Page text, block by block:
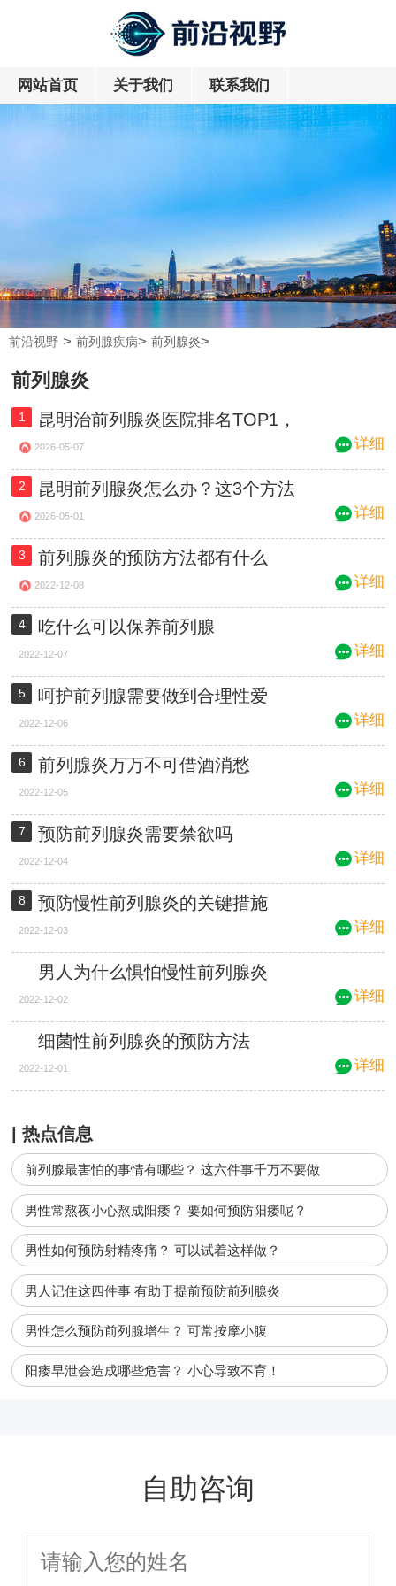
网站首页 关于我们 联系我们
前沿视野 > 前列腺疾病> 前列腺炎>
前列腺炎
1
昆明治前列腺炎医院排名TOP1，
这家三甲男科有真功夫！
2026-05-07 详细
2
昆明前列腺炎怎么办？这3个方法
让男人重获健康，最后一个太关键了
2026-05-01 详细
3 前列腺炎的预防方法都有什么
2022-12-08 详细
4 吃什么可以保养前列腺
2022-12-07 详细
5 呵护前列腺需要做到合理性爱
2022-12-06 详细
6 前列腺炎万万不可借酒消愁
2022-12-05 详细
7 预防前列腺炎需要禁欲吗
2022-12-04 详细
8 预防慢性前列腺炎的关键措施
2022-12-03 详细
男人为什么惧怕慢性前列腺炎
2022-12-02 详细
细菌性前列腺炎的预防方法
2022-12-01 详细
| 热点信息
前列腺最害怕的事情有哪些？ 这六件事千万不要做
男性常熬夜小心熬成阳痿？ 要如何预防阳痿呢？
男性如何预防射精疼痛？ 可以试着这样做？
男人记住这四件事 有助于提前预防前列腺炎
男性怎么预防前列腺增生？ 可常按摩小腹
阳痿早泄会造成哪些危害？ 小心导致不育！
自助咨询